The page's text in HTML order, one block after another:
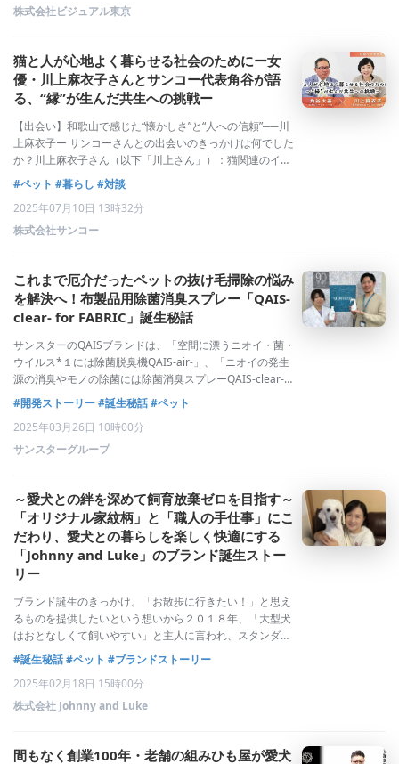
株式会社ビジュアル東京
猫と人が心地よく暮らせる社会のためにー女
優・川上麻衣子さんとサンコー代表角谷が語
る、“縁”が生んだ共生への挑戦ー
【出会い】和歌山で感じた“懐かしさ”と“人への信頼”──川
上麻衣子ー サンコーさんとの出会いのきっかけは何でした
か？川上麻衣子さん（以下「川上さん」）：猫関連のイベ
ントでサンコーさんと出会ったのが最初のきっかけでし
た。その後、ペット向け媒体での対談取材が決まり、和歌
山の本社に伺う機会をいただいたのが
#ペット #暮らし #対談
2025年07月10日 13時32分
株式会社サンコー
これまで厄介だったペットの抜け毛掃除の悩み
を解決へ！布製品用除菌消臭スプレー「QAIS-
clear- for FABRIC」誕生秘話
サンスターのQAISブランドは、「空間に漂うニオイ・菌・
ウイルス*１には除菌脱臭機QAIS-air-」、「ニオイの発生
源の消臭やモノの除菌には除菌消臭スプレーQAIS-clear-」
の２つのアプローチで、ペットと暮らす生活空間を快適に
する製品を提供してきました。この度、ペットオーナーに
とって、実は
#開発ストーリー#誕生秘話#ペット
2025年03月26日 10時00分
サンスターグループ
～愛犬との絆を深めて飼育放棄ゼロを目指す～
「オリジナル家紋柄」と「職人の手仕事」にこ
だわり、愛犬との暮らしを楽しく快適にする
「Johnny and Luke」のブランド誕生ストー
リー
ブランド誕生のきっかけ。「お散歩に行きたい！」と思え
るものを提供したいという想いから２０１８年、「大型犬
はおとなしくて飼いやすい」と主人に言われ、スタンダー
ドプードルを飼う事になったのがストーリーの始まりで
す。わんぱくでも元気ならいいと、イタズラ好きのところ
は目をつむり生後２か月のオスを迎え入れ、ジ
#誕生秘話#ペット #ブランドストーリー
2025年02月18日 15時00分
株式会社 Johnny and Luke
間もなく創業100年・老舗の組みひも屋が愛犬